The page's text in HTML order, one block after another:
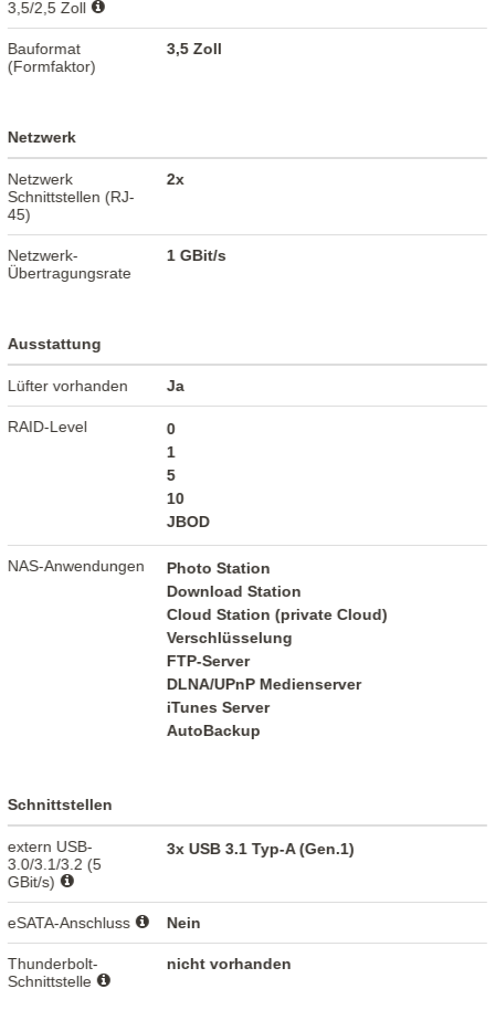
3,5/2,5 Zoll
Bauformat
(Formfaktor)
3,5 Zoll
Netzwerk
Netzwerk
Schnittstellen (RJ-
45)
2x
Netzwerk-
Übertragungsrate
1 GBit/s
Ausstattung
Lüfter vorhanden Ja
RAID-Level
0
1
5
10
JBOD
NAS-Anwendungen
Photo Station
Download Station
Cloud Station (private Cloud)
Verschlüsselung
FTP-Server
DLNA/UPnP Medienserver
iTunes Server
AutoBackup
Schnittstellen
extern USB-
3.0/3.1/3.2 (5
GBit/s)
3x USB 3.1 Typ-A (Gen.1)
eSATA-Anschluss Nein
Thunderbolt-
Schnittstelle
nicht vorhanden